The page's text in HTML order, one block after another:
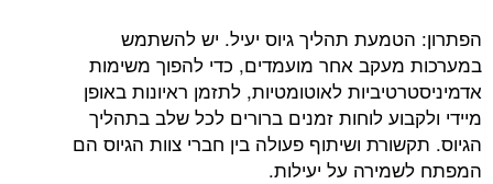
הפתרון: הטמעת תהליך גיוס יעיל. יש להשתמש
במערכות מעקב אחר מועמדים, כדי להפוך משימות
אדמיניסטרטיביות לאוטומטיות, לתזמן ראיונות באופן
מיידי ולקבוע לוחות זמנים ברורים לכל שלב בתהליך
הגיוס. תקשורת ושיתוף פעולה בין חברי צוות הגיוס הם
המפתח לשמירה על יעילות.